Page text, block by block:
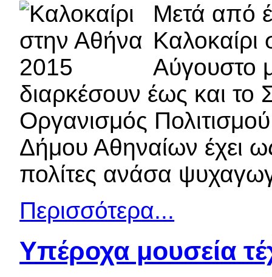
Μετά από
Καλοκαίρι
Αύγουστο
διαρκέσουν έως και το
Οργανισμός
Δήμου Αθηναίων έχει
πολίτες ανάσα
Περισσότερα...
Υπέροχα μουσεία